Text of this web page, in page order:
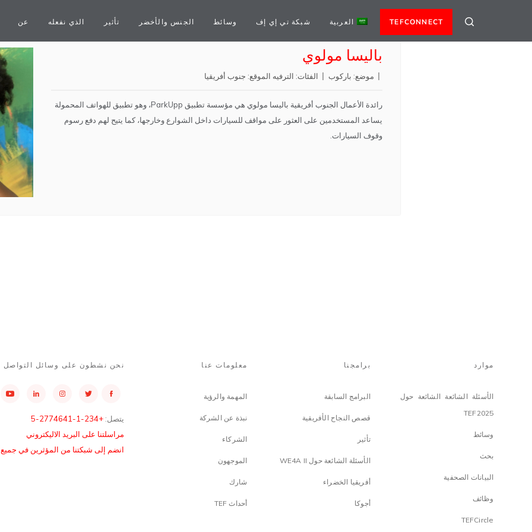
عن الذي نفعله تأثير الجنس والأخضر وسائط شبكة تي إي إف العربية TEFCONNECT
باليسا مولوي
موضع: باركوب الفئات: الترفيه الموقع: جنوب أفريقيا
رائدة الأعمال الجنوب أفريقية باليسا مولوي هي مؤسسة تطبيق ParkUpp، وهو تطبيق للهواتف المحمولة
يساعد المستخدمين على العثور على مواقف للسيارات داخل الشوارع وخارجها، كما يتيح لهم دفع رسوم
وقوف السيارات.
نحن نشطون على وسائل التواصل
يتصل: +234-1-2774641-5
مراسلتنا على البريد الاليكتروني
انضم إلى شبكتنا من المؤثرين في جميع
معلومات عنا
المهمة والرؤية
نبذة عن الشركة
الشركاء
الموجهون
شارك
أحداث TEF
برامجنا
البرامج السابقة
قصص النجاح الأفريقية
تأثير
الأسئلة الشائعة حول WE4A II
أفريقيا الخضراء
أجوكا
موارد
الأسئلة الشائعة الشائعة حول
TEF2025
وسائط
بحث
البيانات الصحفية
وظائف
TEFCircle